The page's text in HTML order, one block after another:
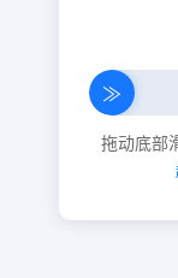
≫
拖动底部